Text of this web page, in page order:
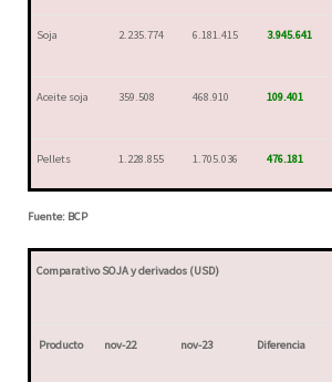
Soja 2.235.774 6.181.415 3.945.641
Aceite soja 359.508 468.910 109.401
Pellets 1.228.855 1.705.036 476.181
Fuente: BCP
Comparativo SOJA y derivados (USD)
Producto nov-22 nov-23 Diferencia